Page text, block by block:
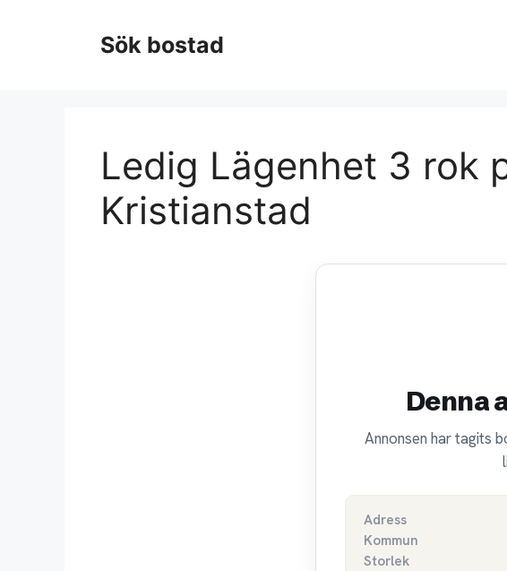
Sök bostad
Ledig Lägenhet 3 rok
Kristianstad
Denna
Annonsen har tagits
Adress
Kommun
Storlek